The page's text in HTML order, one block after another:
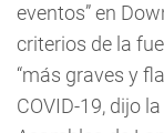
eventos” en
criterios de la
“más graves y
COVID-19, dijo